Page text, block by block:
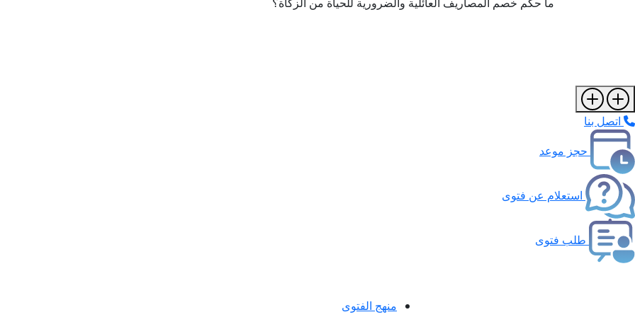
اتصل بنا
حجز موعد
استعلام عن فتوى
طلب فتوى
منهج الفتوى